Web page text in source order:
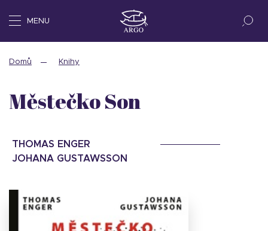
MENU
Domů Knihy
Městečko Son
THOMAS ENGER
JOHANA GUSTAWSSON